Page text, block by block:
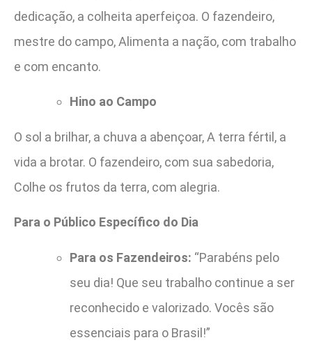
dedicação, a colheita aperfeiçoa. O fazendeiro,
mestre do campo, Alimenta a nação, com trabalho
e com encanto.
Hino ao Campo
O sol a brilhar, a chuva a abençoar, A terra fértil, a
vida a brotar. O fazendeiro, com sua sabedoria,
Colhe os frutos da terra, com alegria.
Para o Público Específico do Dia
Para os Fazendeiros: “Parabéns pelo
seu dia! Que seu trabalho continue a ser
reconhecido e valorizado. Vocês são
essenciais para o Brasil!”